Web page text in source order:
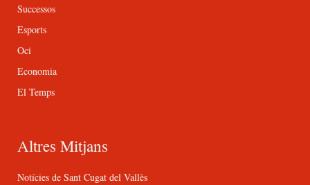
Successos
Esports
Oci
Economia
El Temps
Altres Mitjans
Notícies de Sant Cugat del Vallès